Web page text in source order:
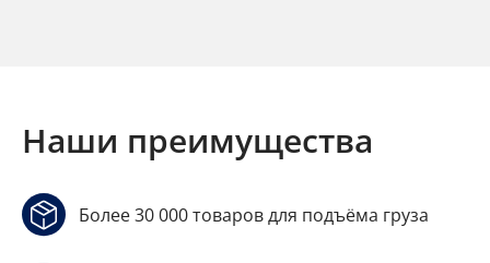
Наши преимущества
Более 30 000 товаров для подъёма груза